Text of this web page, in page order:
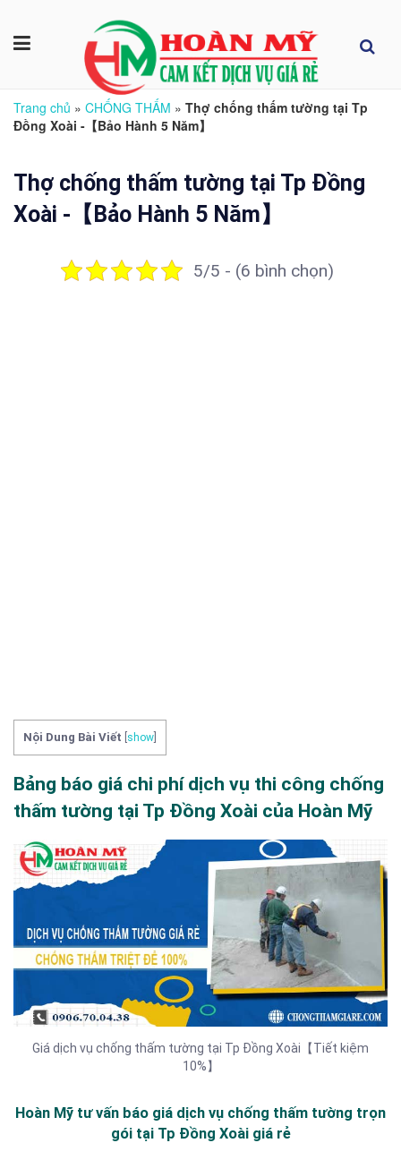
Trang chủ » CHỐNG THẤM » Thợ chống thấm tường tại Tp
Đồng Xoài -【Bảo Hành 5 Năm】
Thợ chống thấm tường tại Tp Đồng
Xoài -【Bảo Hành 5 Năm】
5/5 - (6 bình chọn)
Nội Dung Bài Viết show
Bảng báo giá chi phí dịch vụ thi công chống
thấm tường tại Tp Đồng Xoài của Hoàn Mỹ
Giá dịch vụ chống thấm tường tại Tp Đồng Xoài【Tiết kiệm
10%】
Hoàn Mỹ tư vấn báo giá dịch vụ chống thấm tường trọn
gói tại Tp Đồng Xoàigiá rẻ